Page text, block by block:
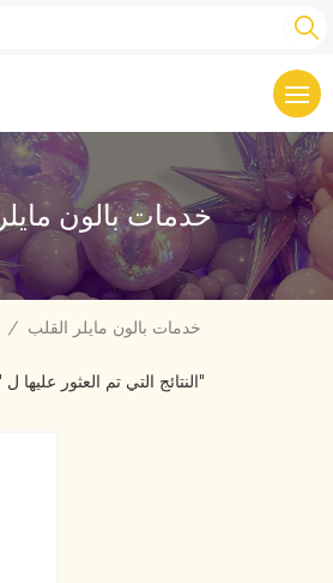
خدمات بالون
/ خدمات بالون مايلر القلب
1 النتائج التي تم العثور عليها ل "خدمات بالون مايلر القلب"